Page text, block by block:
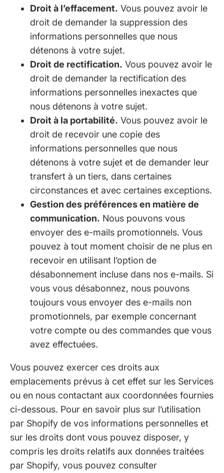
Droit à l’effacement. Vous pouvez avoir le
droit de demander la suppression des
informations personnelles que nous
détenons à votre sujet.
Droit de rectification. Vous pouvez avoir le
droit de demander la rectification des
informations personnelles inexactes que
nous détenons à votre sujet.
Droit à la portabilité. Vous pouvez avoir le
droit de recevoir une copie des
informations personnelles que nous
détenons à votre sujet et de demander leur
transfert à un tiers, dans certaines
circonstances et avec certaines exceptions.
Gestion des préférences en matière de
communication. Nous pouvons vous
envoyer des e-mails promotionnels. Vous
pouvez à tout moment choisir de ne plus en
recevoir en utilisant l’option de
désabonnement incluse dans nos e-mails. Si
vous vous désabonnez, nous pouvons
toujours vous envoyer des e-mails non
promotionnels, par exemple concernant
votre compte ou des commandes que vous
avez effectuées.
Vous pouvez exercer ces droits aux
emplacements prévus à cet effet sur les Services
ou en nous contactant aux coordonnées fournies
ci-dessous. Pour en savoir plus sur l’utilisation
par Shopify de vos informations personnelles et
sur les droits dont vous pouvez disposer, y
compris les droits relatifs aux données traitées
par Shopify, vous pouvez consulter